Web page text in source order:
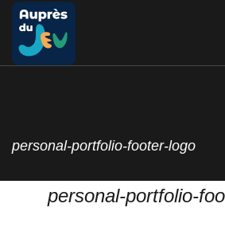
personal-portfolio-footer-logo
personal-portfolio-